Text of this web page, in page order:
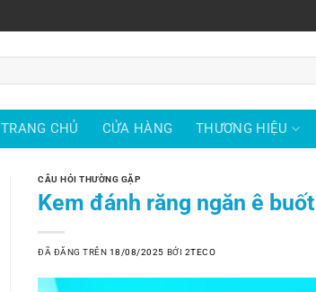
TRANG CHỦ CỬA HÀNG THƯƠNG HIỆU
CÂU HỎI THƯỜNG GẶP
Kem đánh răng ngăn ê
ĐÃ ĐĂNG TRÊN 18/08/2025 BỞI 2TECO